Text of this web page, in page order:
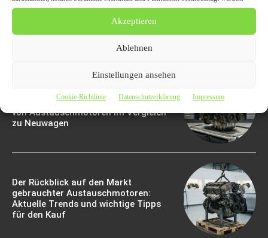
Akzeptieren
Ablehnen
Einstellungen ansehen
Cookie-Richtlinie Datenschutzerklärung Impressum
Zu Treffen
6. August 2026
Sparen Kann: Die Wirtschaftlichkeit
von Austauschmotoren im Vergleich
zu Neuwagen
Der Rückblick auf den Markt
gebrauchter Austauschmotoren:
Aktuelle Trends und wichtige Tipps
für den Kauf